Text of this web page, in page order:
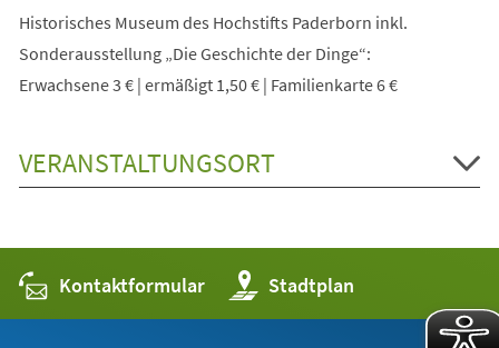
Historisches Museum des Hochstifts Paderborn inkl.
Sonderausstellung „Die Geschichte der Dinge“:
Erwachsene 3 € | ermäßigt 1,50 € | Familienkarte 6 €
VERANSTALTUNGSORT
Kontaktformular Stadtplan
(Öffnet
in
einem